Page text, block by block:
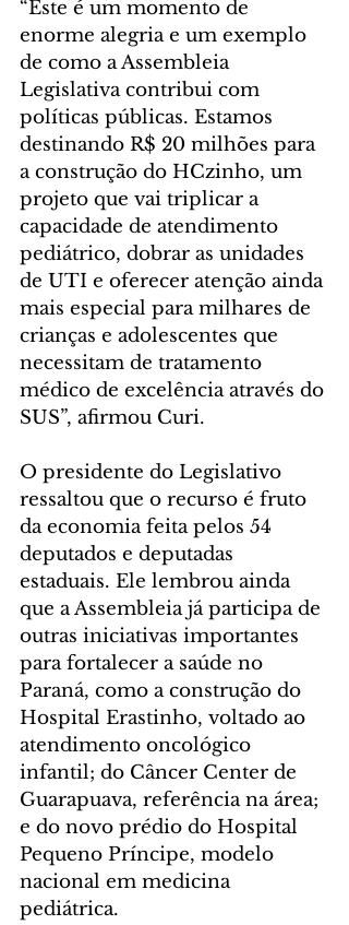
“Este é um momento de
enorme alegria e um exemplo
de como a Assembleia
Legislativa contribui com
políticas públicas. Estamos
destinando R$ 20 milhões para
a construção do HCzinho, um
projeto que vai triplicar a
capacidade de atendimento
pediátrico, dobrar as unidades
de UTI e oferecer atenção ainda
mais especial para milhares de
crianças e adolescentes que
necessitam de tratamento
médico de excelência através do
SUS”, afirmou Curi.
O presidente do Legislativo
ressaltou que o recurso é fruto
da economia feita pelos 54
deputados e deputadas
estaduais. Ele lembrou ainda
que a Assembleia já participa de
outras iniciativas importantes
para fortalecer a saúde no
Paraná, como a construção do
Hospital Erastinho, voltado ao
atendimento oncológico
infantil; do Câncer Center de
Guarapuava, referência na área;
e do novo prédio do Hospital
Pequeno Príncipe, modelo
nacional em medicina
pediátrica.